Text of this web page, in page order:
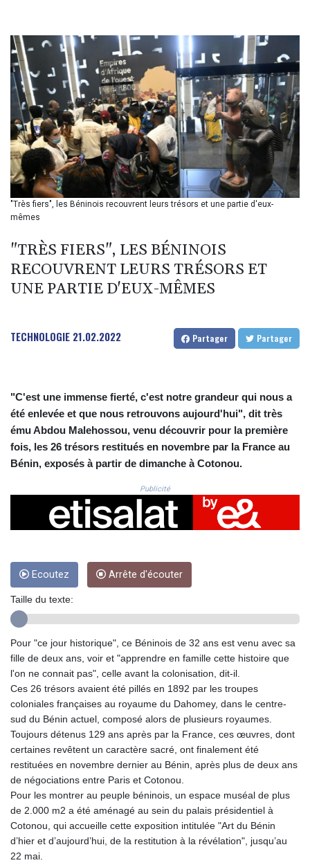
BMD 1.156136
BND 1.481323
BOB 13.739522
BRL 5.876989
BSD 1.155995
BTN 110.001186
BWP 15.603479
BYN 3.442212
BYR 22660.258427
BZD 2.324897
CAD 1.613446
CDF 2615.761404
CLF 0.026749
CLP 1056.199727
CNY 7.801146
CNH 7.796152
CUC 1.156136
CUP 30.637594
DKK 7.477932
DOP 67.345355
DZD 153.688625
EGP 57.293288
ERN 17.342035
FJD 2.553384
FKP 0.859288
GBP 0.856968
GHS 13.596606
GIP 0.859288
GNF 10145.090599
GYD 241.849406
HKD 9.067746
HNL 31.077375
HRK 7.536622
HTG 151.150865
HUF 363.096405
IDR 20580.370421
ILS 3.468234
IMP 0.859288
INR 109.992259
IQD 1515.115748
IRR
1590322.371805
ISK 142.598215
"Très fiers", les Béninois recouvrent leurs trésors et une partie d'eux-
mêmes
"TRÈS FIERS", LES BÉNINOIS
RECOUVRENT LEURS TRÉSORS ET
UNE PARTIE D'EUX-MÊMES
TECHNOLOGIE 21.02.2022 Partager Partager
"C'est une immense fierté, c'est notre grandeur qui nous a
été enlevée et que nous retrouvons aujourd'hui", dit très
ému Abdou Malehossou, venu découvrir pour la première
fois, les 26 trésors restitués en novembre par la France au
Bénin, exposés à partir de dimanche à Cotonou.
Publicité
Ecoutez Arrête d'écouter
Taille du texte:
Pour "ce jour historique", ce Béninois de 32 ans est venu avec sa
fille de deux ans, voir et "apprendre en famille cette histoire que
l'on ne connait pas", celle avant la colonisation, dit-il.
Ces 26 trésors avaient été pillés en 1892 par les troupes
coloniales françaises au royaume du Dahomey, dans le centre-
sud du Bénin actuel, composé alors de plusieurs royaumes.
Toujours détenus 129 ans après par la France, ces œuvres, dont
certaines revêtent un caractère sacré, ont finalement été
restituées en novembre dernier au Bénin, après plus de deux ans
de négociations entre Paris et Cotonou.
Pour les montrer au peuple béninois, un espace muséal de plus
de 2.000 m2 a été aménagé au sein du palais présidentiel à
Cotonou, qui accueille cette exposition intitulée "Art du Bénin
d’hier et d’aujourd’hui, de la restitution à la révélation", jusqu’au
22 mai.